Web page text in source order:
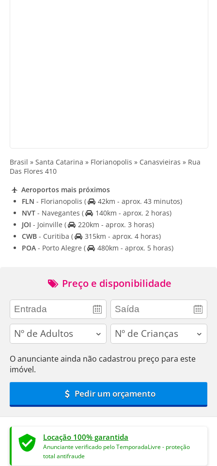
Brasil » Santa Catarina » Florianopolis » Canasvieiras » Rua
Das Flores 410
Aeroportos mais próximos
FLN - Florianopolis (
42km - aprox. 43 minutos)
NVT - Navegantes (
140km - aprox. 2 horas)
JOI - Joinville (
220km - aprox. 3 horas)
CWB - Curitiba (
315km - aprox. 4 horas)
POA - Porto Alegre ( 480km - aprox. 5 horas)
Preço e disponibilidade
adults children
O anunciante ainda não cadastrou preço para este
imóvel.
Pedir um orçamento
Locação 100% garantida
Anunciante verificado pelo TemporadaLivre - proteção
total antifraude